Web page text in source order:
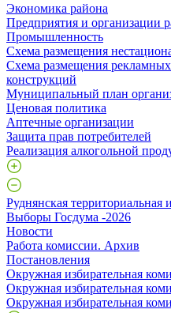
Экономика района
Предприятия и организации
Промышленность
Схема размещения
Схема размещения
конструкций
Муниципальный план
Ценовая политика
Аптечные организации
Защита прав потребителей
Реализация алкогольной
Руднянская территориальная
Выборы Госдума -2026
Новости
Работа комиссии. Архив
Постановления
Окружная избирательная
Окружная избирательная
Окружная избирательная